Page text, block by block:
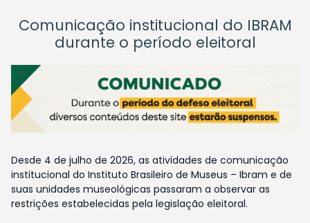
Comunicação institucional do IBRAM
durante o período eleitoral
Desde 4 de julho de 2026, as atividades de comunicação
institucional do Instituto Brasileiro de Museus – Ibram e de
suas unidades museológicas passaram a observar as
restrições estabelecidas pela legislação eleitoral.